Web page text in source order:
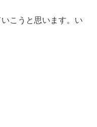
こうと思います。い